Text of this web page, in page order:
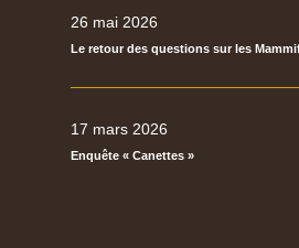
26 mai 2026
Le retour des questions sur les
17 mars 2026
Enquête « Canettes »